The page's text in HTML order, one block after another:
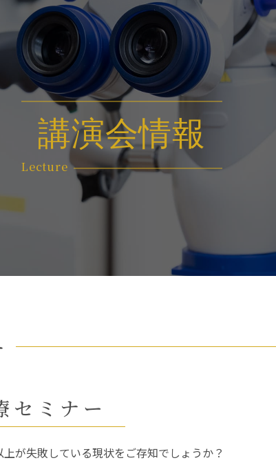
講演会情報
Lecture
セミナー
が失敗している現状をご存知でしょうか？